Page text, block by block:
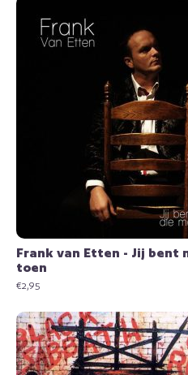
Frank van Etten - Jij bent
toen
€2,95